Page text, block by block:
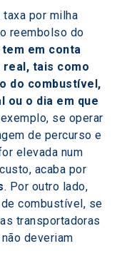
por milha
reembolso do
em conta
tais como
do combustível,
o dia em que
se operar
de percurso e
elevada num
acaba por
. Por outro lado,
combustível, se
transportadoras
deveriam